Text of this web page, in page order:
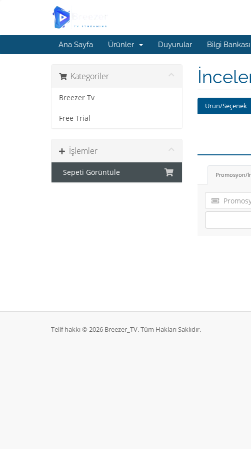
Ana Sayfa Ürünler Duyurular Bilgi Bankası
Kategoriler
Breezer Tv
Free Trial
İşlemler
Sepeti Görüntüle
Ürün/Seçenek
Promosyon/
Telif hakkı © 2026 Breezer_TV. Tüm Hakları Saklıdır.